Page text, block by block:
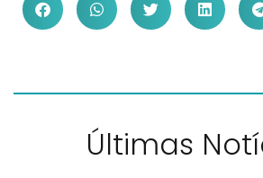
Últimas